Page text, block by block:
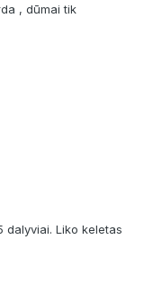
, dūmai tik
dalyviai. Liko keletas